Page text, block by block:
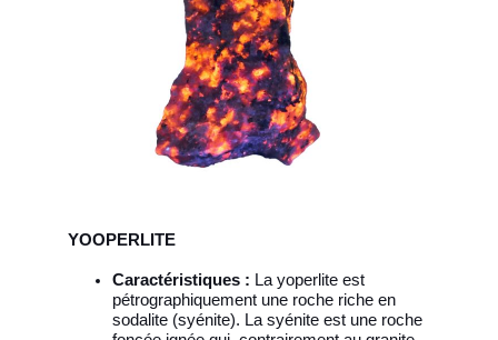
YOOPERLITE
Caractéristiques : La yoperlite est
pétrographiquement une roche riche en
sodalite (syénite). La syénite est une roche